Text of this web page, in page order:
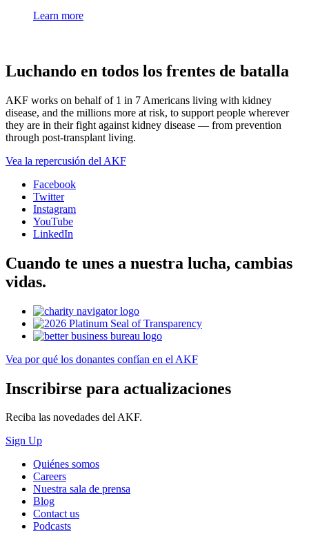
Learn more
Luchando en todos los frentes de batalla
AKF works on behalf of 1 in 7 Americans living with kidney
disease, and the millions more at risk, to support people wherever
they are in their fight against kidney disease — from prevention
through post-transplant living.
Vea la repercusión del AKF
Facebook
Twitter
Instagram
YouTube
LinkedIn
Cuando te unes a nuestra lucha, cambias
vidas.
Vea por qué los donantes confían en el AKF
Inscribirse para actualizaciones
Reciba las novedades del AKF.
Sign Up
Quiénes somos
Careers
Nuestra sala de prensa
Blog
Contact us
Podcasts